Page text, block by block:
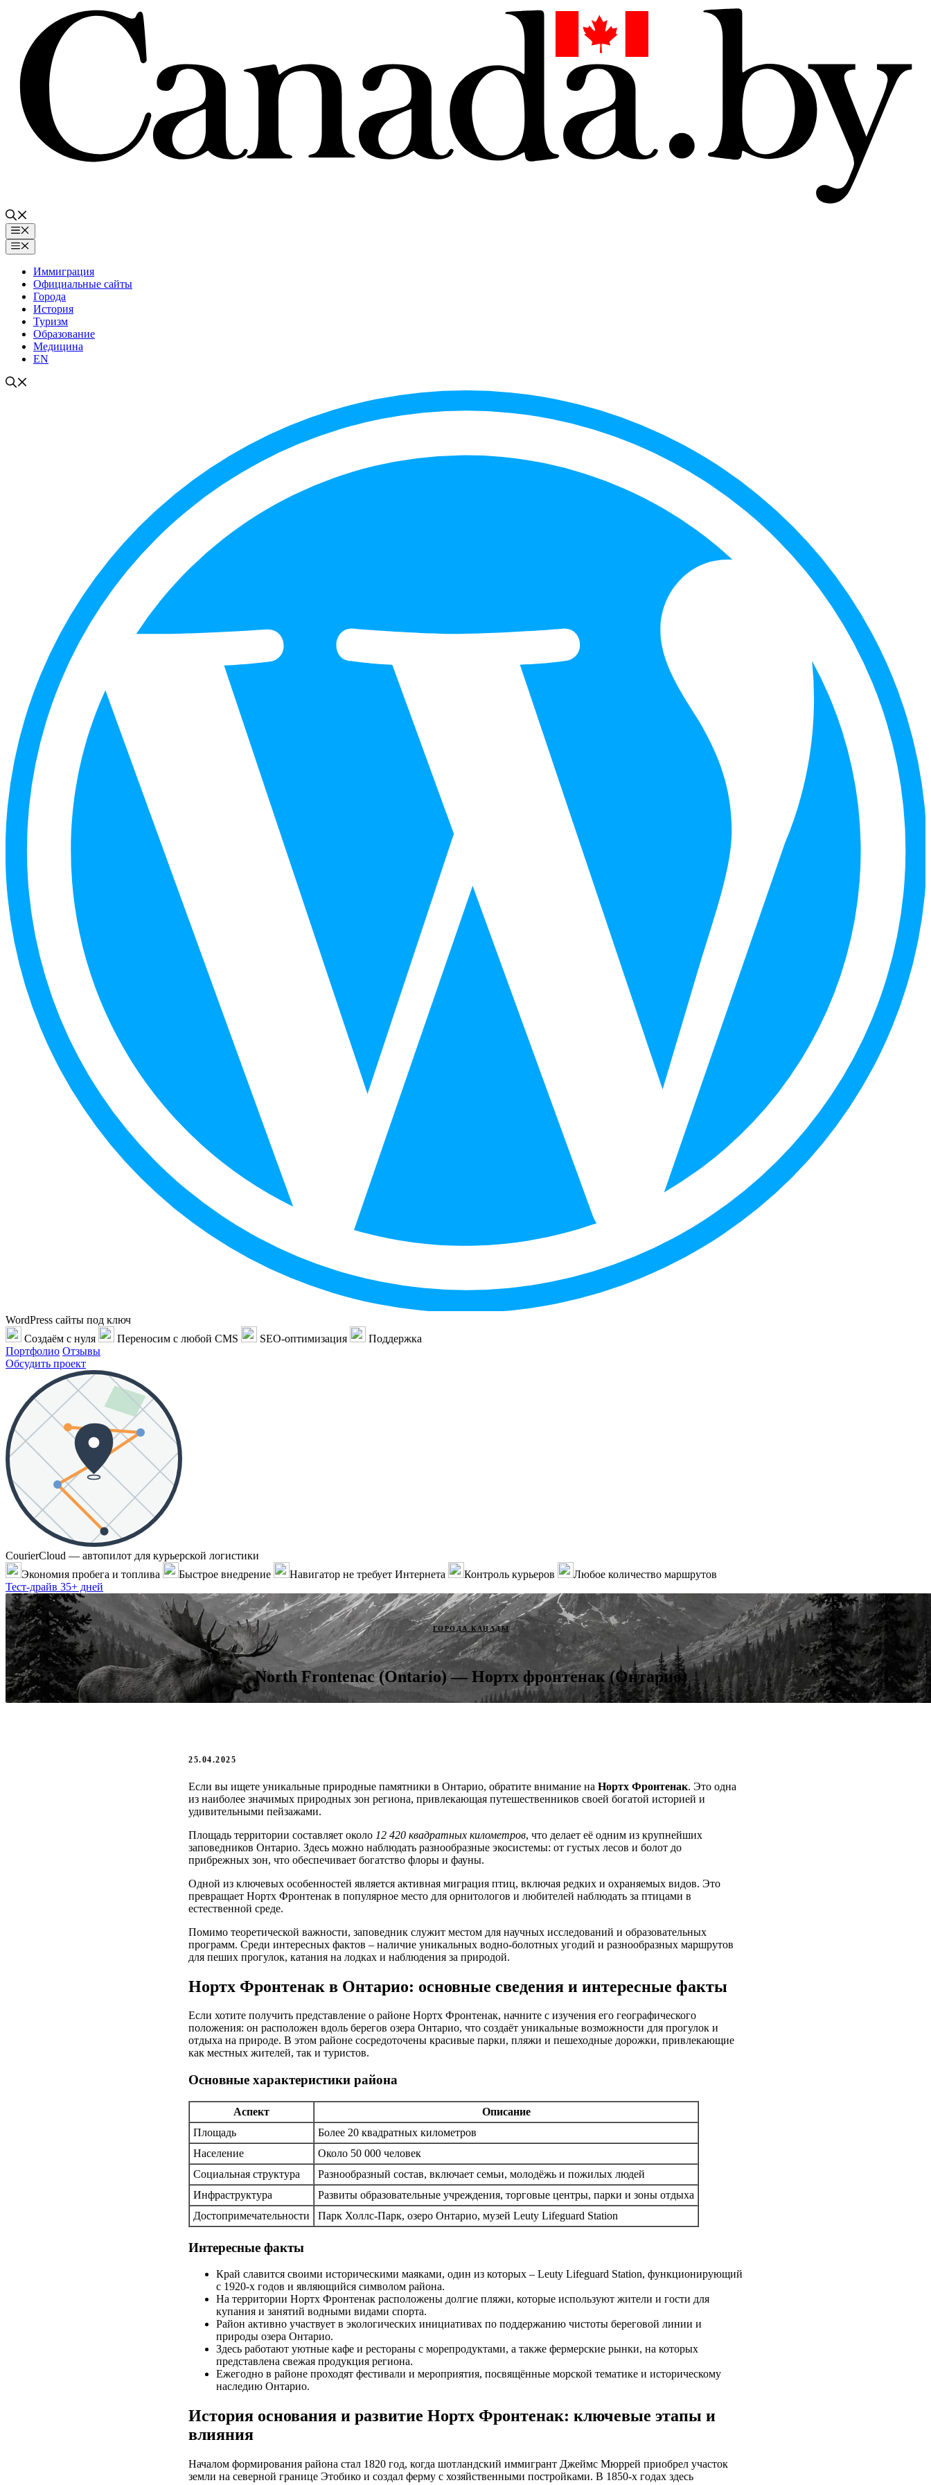
содержимому
Меню
Меню
Иммиграция
Официальные сайты
Города
История
Туризм
Образование
Медицина
EN
WordPress сайты под ключ
Создаём с нуля
Переносим с любой CMS SEO-оптимизация
Поддержка
Портфолио Отзывы
Обсудить проект
CourierCloud — автопилот для курьерской логистики
Экономия пробега и топлива
Быстрое внедрение Навигатор не требует Интернета Контроль курьеров
Любое количество маршрутов
Тест-драйв 35+ дней
ГОРОДА КАНАДЫ
North Frontenac (Ontario) — Нортх фронтенак (Онтарио)
25.04.2025
Если вы ищете уникальные природные памятники в Онтарио, обратите внимание на Нортх Фронтенак. Это одна
из наиболее значимых природных зон региона, привлекающая путешественников своей богатой историей и
удивительными пейзажами.
Площадь территории составляет около 12 420 квадратных километров, что делает её одним из крупнейших
заповедников Онтарио. Здесь можно наблюдать разнообразные экосистемы: от густых лесов и болот до
прибрежных зон, что обеспечивает богатство флоры и фауны.
Одной из ключевых особенностей является активная миграция птиц, включая редких и охраняемых видов. Это
превращает Нортх Фронтенак в популярное место для орнитологов и любителей наблюдать за птицами в
естественной среде.
Помимо теоретической важности, заповедник служит местом для научных исследований и образовательных
программ. Среди интересных фактов – наличие уникальных водно-болотных угодий и разнообразных маршрутов
для пеших прогулок, катания на лодках и наблюдения за природой.
Нортх Фронтенак в Онтарио: основные сведения и интересные факты
Если хотите получить представление о районе Нортх Фронтенак, начните с изучения его географического
положения: он расположен вдоль берегов озера Онтарио, что создаёт уникальные возможности для прогулок и
отдыха на природе. В этом районе сосредоточены красивые парки, пляжи и пешеходные дорожки, привлекающие
как местных жителей, так и туристов.
Основные характеристики района
Аспект
Описание
Площадь
Более 20 квадратных километров
Население
Около 50 000 человек
Социальная структура
Разнообразный состав, включает семьи, молодёжь и пожилых людей
Инфраструктура
Развиты образовательные учреждения, торговые центры, парки и зоны отдыха
Достопримечательности
Парк Холлс-Парк, озеро Онтарио, музей Leuty Lifeguard Station
Интересные факты
Край славится своими историческими маяками, один из которых – Leuty Lifeguard Station, функционирующий
с 1920-х годов и являющийся символом района.
На территории Нортх Фронтенак расположены долгие пляжи, которые используют жители и гости для
купания и занятий водными видами спорта.
Район активно участвует в экологических инициативах по поддержанию чистоты береговой линии и
природы озера Онтарио.
Здесь работают уютные кафе и рестораны с морепродуктами, а также фермерские рынки, на которых
представлена свежая продукция региона.
Ежегодно в районе проходят фестивали и мероприятия, посвящённые морской тематике и историческому
наследию Онтарио.
История основания и развитие Нортх Фронтенак: ключевые этапы и
влияния
Началом формирования района стал 1820 год, когда шотландский иммигрант Джеймс Мюррей приобрел участок
земли на северной границе Этобико и создал ферму с хозяйственными постройками. В 1850-х годах здесь